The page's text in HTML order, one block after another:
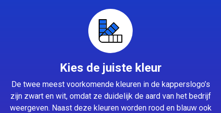
Kies de juiste kleur
De twee meest voorkomende kleuren in de kapperslogo’s
zijn zwart en wit, omdat ze duidelijk de aard van het bedrijf
weergeven. Naast deze kleuren worden rood en blauw ook